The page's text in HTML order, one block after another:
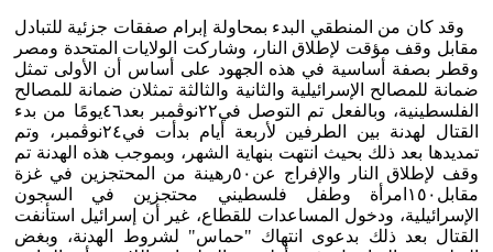
وقد كان من المنطقي البدء بمحاولة إبرام صفقات جزئية للتبادل
مقابل وقف مؤقت لإطلاق النار، وشاركت الولايات المتحدة ومصر
وقطر بصفة أساسية في هذه الجهود على أساس أن الأولى تمثل
ضمانة للمصالح الإسرائيلية والثانية والثالثة تمثلان ضمانة للمصالح
الفلسطينية، وبالفعل تم التوصل في٢٢نوڤمبر بعد٤٦يومًا من بدء
القتال لهدنة بين الطرفين لأربعة أيام بدأت في٢٤نوڤمبر، وتم
تمديدها بعد ذلك بحيث انتهت بنهاية الشهر، وبموجب هذه الهدنة تم
وقف لإطلاق النار والإفراج عن٥٠رهينة من المحتجزين في غزة
مقابل١٥٠امرأة وطفل فلسطيني محتجزين في السجون
الإسرائيلية، ودخول المساعدات للقطاع، غير أن إسرائيل استأنفت
القتال بعد ذلك بدعوى انتهاك "حماس" لشروط الهدنة، وبغض